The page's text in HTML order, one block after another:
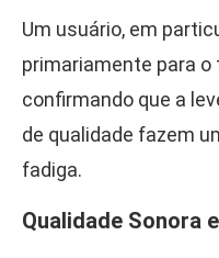
Um usuário, em
primariamente para
confirmando que a
de qualidade fazem
fadiga.
Qualidade Sonora